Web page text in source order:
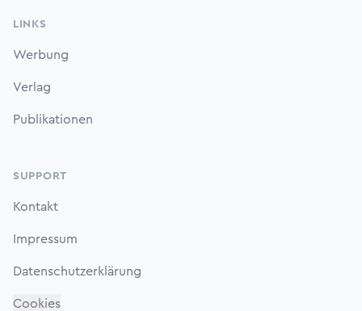
LINKS
Werbung
Verlag
Publikationen
SUPPORT
Kontakt
Impressum
Datenschutzerklärung
Cookies